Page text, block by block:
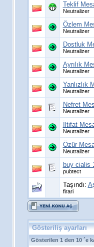
Teklif
Neutralizer
Özlem
Neutralizer
Dostluk
Neutralizer
Ayrılık
Neutralizer
Yanlızlık
Neutralizer
Nefret
Neutralizer
İltifat
Neutralizer
Özür
Neutralizer
buy cialis
pubtect
Taşındı:
firari
Gösteriliş ayarları
Gösterilen 1 den 10 ´e